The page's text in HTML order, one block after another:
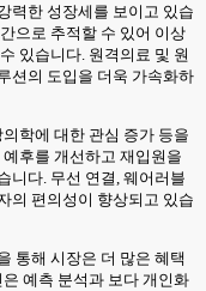
력한 성장세를 보이고 있습
으로 추적할 수 있어 이상
있습니다. 원격의료 및 원
션의 도입을 더욱 가속화하
학에 대한 관심 증가 등을
후를 개선하고 재입원을
니다. 무선 연결, 웨어러블
의 편의성이 향상되고 있습
통해 시장은 더 많은 혜택
예측 분석과 보다 개인화